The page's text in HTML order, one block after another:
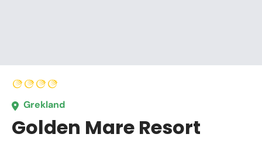
Grekland
Golden Mare Resort